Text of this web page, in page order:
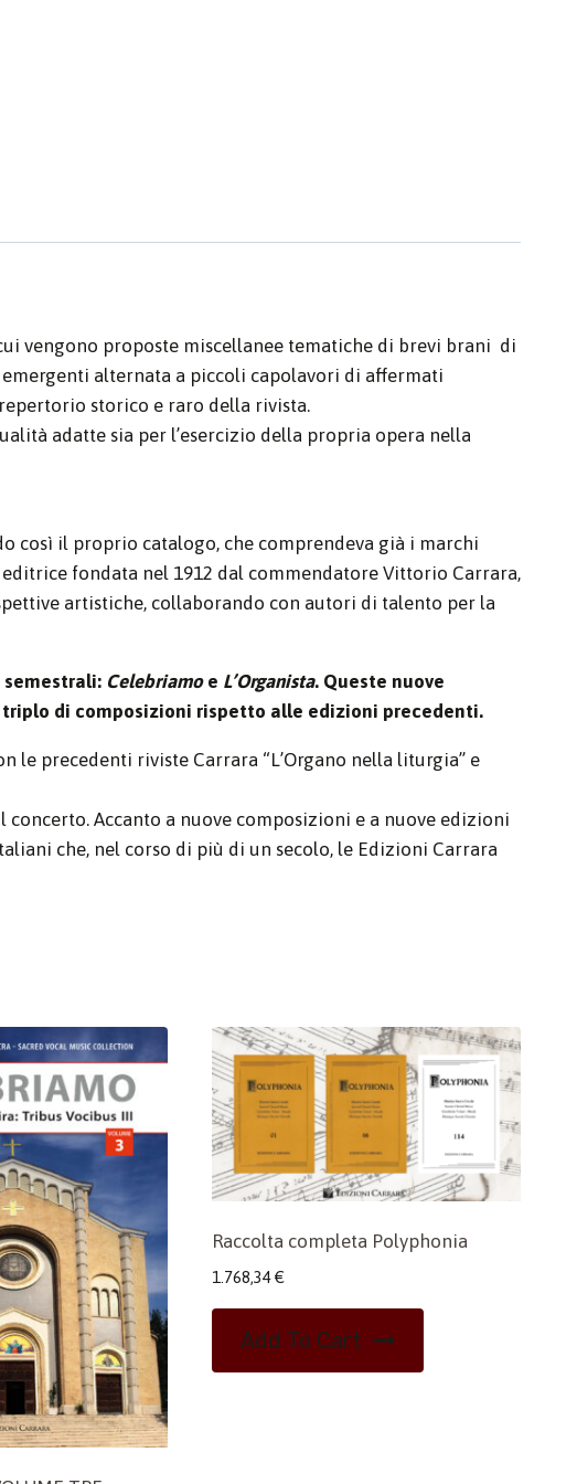
vengono proposte miscellanee tematiche di brevi brani di
alternata a piccoli capolavori di affermati
storico e raro della rivista.
adatte sia per l’esercizio della propria opera nella
così il proprio catalogo, che comprendeva già i marchi
fondata nel 1912 dal commendatore Vittorio Carrara,
artistiche, collaborando con autori di talento per la
semestrali: Celebriamoe L’Organista. Queste nuove
di composizioni rispetto alle edizioni precedenti.
le precedenti riviste Carrara “L’Organo nella liturgia” e
Accanto a nuove composizioni e a nuove edizioni
che, nel corso di più di un secolo, le Edizioni Carrara
Raccolta completa Polyphonia
1.768,34€
Add To Cart